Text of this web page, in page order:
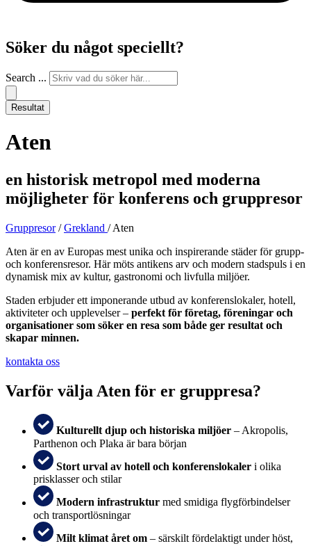
Söker du något speciellt?
Search ...
Resultat
Aten
en historisk metropol med moderna
möjligheter för konferens och gruppresor
Gruppresor/Grekland / Aten
Aten är en av Europas mest unika och inspirerande städer för grupp-
och konferensresor. Här möts antikens arv och modern stadspuls i en
dynamisk mix av kultur, gastronomi och livfulla miljöer.
Staden erbjuder ett imponerande utbud av konferenslokaler, hotell,
aktiviteter och upplevelser – perfekt för företag, föreningar och
organisationer som söker en resa som både ger resultat och
skapar minnen.
kontakta oss
Varför välja Aten för er gruppresa?
Kulturellt djup och historiska miljöer – Akropolis,
Parthenon och Plaka är bara början
Stort urval av hotell och konferenslokaler i olika
prisklasser och stilar
Modern infrastruktur med smidiga flygförbindelser
och transportlösningar
Milt klimat året om – särskilt fördelaktigt under höst,